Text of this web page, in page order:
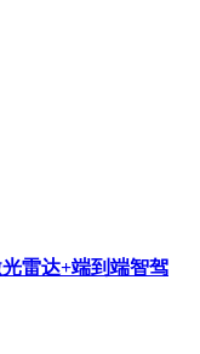
雷达+端到端智驾